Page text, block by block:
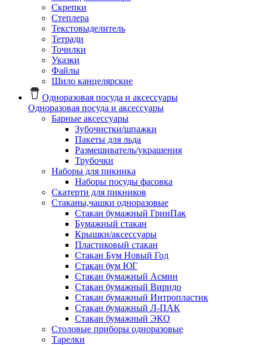
Скрепки
Степлера
Текстовыделитель
Тетради
Точилки
Указки
Файлы
Шило канцелярские
Одноразовая посуда и аксессуары
Одноразовая посуда и аксессуары
Барные аксессуары
Зубочистки/шпажки
Пакеты для льда
Размешиватель/украшения
Трубочки
Наборы для пикника
Наборы посуды фасовка
Скатерти для пикников
Стаканы,чашки одноразовые
Cтакан бумажный ГринПак
Бумажный стакан
Крышки/аксессуары
Пластиковый стакан
Стакан Бум Новый Год
Стакан бум ЮГ
Стакан бумажный Асмин
Стакан бумажный Виридо
Стакан бумажный Интропластик
Стакан бумажный Л-ПАК
Стакан бумажный ЭКО
Столовые приборы одноразовые
Тарелки